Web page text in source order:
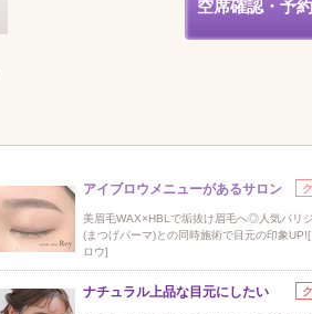
空席確認・予
アイブロウメニューがあるサロン
美眉毛WAX×HBLで垢抜け眉毛へ◎人気パリ
(まつげパーマ)との同時施術で目元の印象
ロウ]
ナチュラル上品な目元にしたい